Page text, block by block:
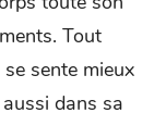
Tout
sente mieux
dans sa